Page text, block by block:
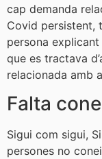
cap demanda
Covid persistent,
persona
que es tractava
relacionada amb
Falta
Sigui com sigui,
persones no